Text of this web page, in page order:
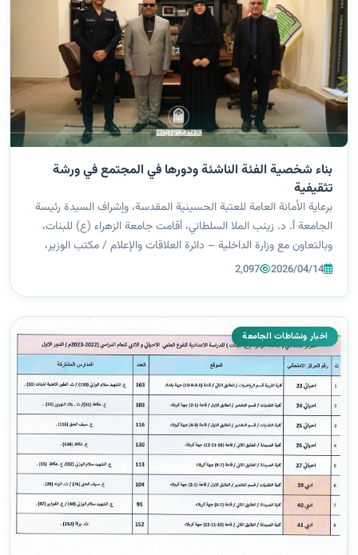
بناء شخصية الفئة الناشئة ودورها في المجتمع في ورشة
تثقيفية
برعاية الأمانة العامة للعتبة الحسينية المقدسة، وإشراف السيدة رئيسة
الجامعة أ. د. زينب الملا السلطاني، أقامت جامعة الزهراء (ع) للبنات،
وبالتعاون مع وزارة الداخلية – دائرة العلاقات والإعلام / مكتب الوزير،
محاضرة توعوية تثقيفية حملت عنوان (الشباب، رِحلة بين البنا...
2026/04/14
2,097
اخبار ونشاطات الجامعة